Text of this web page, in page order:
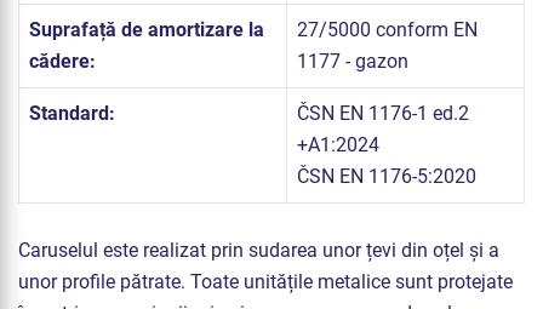
Suprafață de amortizare la
cădere:
27/5000 conform EN
1177 - gazon
Standard:
ČSN EN 1176-1 ed.2
+A1:2024
ČSN EN 1176-5:2020
Caruselul este realizat prin sudarea unor țevi din oțel și a
unor profile pătrate. Toate unitățile metalice sunt protejate